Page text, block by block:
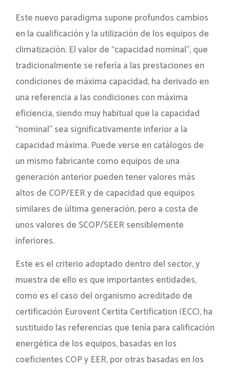
Este nuevo paradigma supone profundos cambios
en la cualificación y la utilización de los equipos de
climatización. El valor de “capacidad nominal”, que
tradicionalmente se refería a las prestaciones en
condiciones de máxima capacidad, ha derivado en
una referencia a las condiciones con máxima
eficiencia, siendo muy habitual que la capacidad
“nominal” sea significativamente inferior a la
capacidad máxima. Puede verse en catálogos de
un mismo fabricante como equipos de una
generación anterior pueden tener valores más
altos de COP/EER y de capacidad que equipos
similares de última generación, pero a costa de
unos valores de SCOP/SEER sensiblemente
inferiores.
Este es el criterio adoptado dentro del sector, y
muestra de ello es que importantes entidades,
como es el caso del organismo acreditado de
certificación Eurovent Certita Certification (ECC), ha
sustituido las referencias que tenía para calificación
energética de los equipos, basadas en los
coeficientes COP y EER, por otras basadas en los